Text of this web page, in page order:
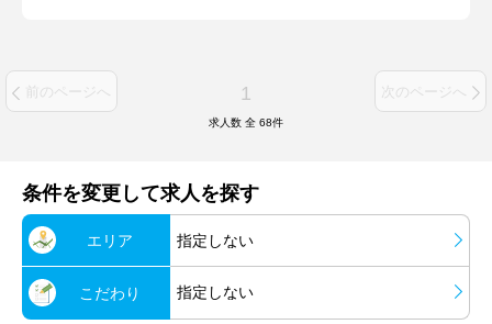
前のページへ 1 次のページへ
求人数 全 68件
条件を変更して求人を探す
エリア 指定しない
こだわり 指定しない